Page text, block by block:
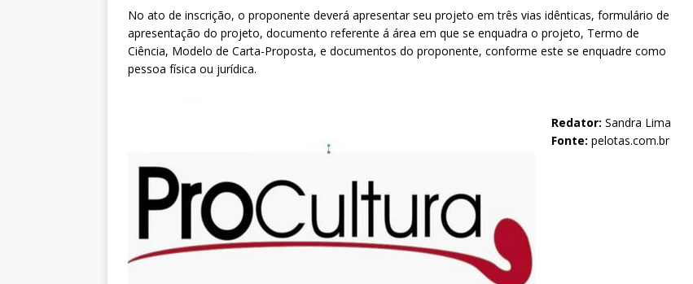
No ato de inscrição, o proponente deverá apresentar seu projeto em três vias idênticas, formulário de
apresentação do projeto, documento referente á área em que se enquadra o projeto, Termo de
Ciência, Modelo de Carta-Proposta, e documentos do proponente, conforme este se enquadre como
pessoa física ou jurídica.
Redator: Sandra Lima
Fonte: pelotas.com.br